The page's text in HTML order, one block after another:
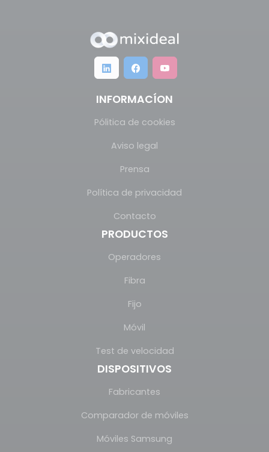
INFORMACÍON
Pólitica de cookies
Aviso legal
Prensa
Política de privacidad
Contacto
PRODUCTOS
Operadores
Fibra
Fijo
Móvil
Test de velocidad
DISPOSITIVOS
Fabricantes
Comparador de móviles
Móviles Samsung